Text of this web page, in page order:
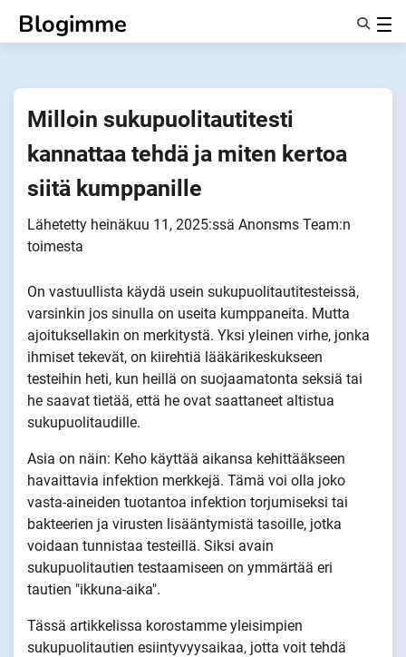
sisältöön
Blogimme
Tietoa Meistä
Milloin sukupuolitautitesti
kannattaa tehdä ja miten kertoa
siitä kumppanille
Lähetetty heinäkuu 11, 2025:ssä Anonsms Team:n
toimesta
On vastuullista käydä usein sukupuolitautitesteissä,
varsinkin jos sinulla on useita kumppaneita. Mutta
ajoituksellakin on merkitystä. Yksi yleinen virhe, jonka
ihmiset tekevät, on kiirehtiä lääkärikeskukseen
testeihin heti, kun heillä on suojaamatonta seksiä tai
he saavat tietää, että he ovat saattaneet altistua
sukupuolitaudille.
Asia on näin: Keho käyttää aikansa kehittääkseen
havaittavia infektion merkkejä. Tämä voi olla joko
vasta-aineiden tuotantoa infektion torjumiseksi tai
bakteerien ja virusten lisääntymistä tasoille, jotka
voidaan tunnistaa testeillä. Siksi avain
sukupuolitautien testaamiseen on ymmärtää eri
tautien "ikkuna-aika".
Tässä artikkelissa korostamme yleisimpien
sukupuolitautien esiintyvyysaikaa, jotta voit tehdä